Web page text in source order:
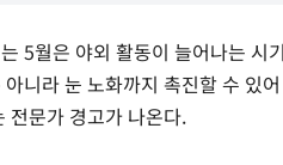
5월은 야외 활동이 늘어나는
니라 눈 노화까지 촉진할 수 있
전문가 경고가 나온다.